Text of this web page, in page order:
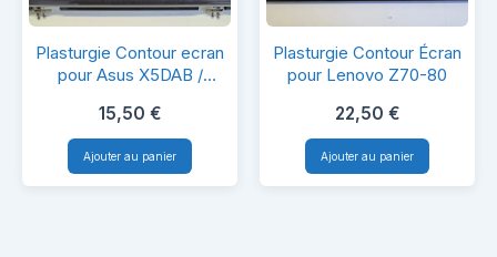
Contour
ecran
pour
Asus
Plasturgie Contour ecran
pour Asus X5DAB /
15,50 €
Ajouter au panier
Plasturgie
Contour
Écran
pour
Lenovo
Plasturgie Contour Écran
pour Lenovo Z70-80
22,50 €
Ajouter au panier